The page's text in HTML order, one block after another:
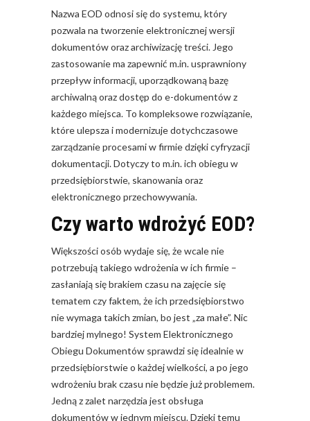
Nazwa EOD odnosi się do systemu, który
pozwala na tworzenie elektronicznej wersji
dokumentów oraz archiwizację treści. Jego
zastosowanie ma zapewnić m.in. usprawniony
przepływ informacji, uporządkowaną bazę
archiwalną oraz dostęp do e-dokumentów z
każdego miejsca. To kompleksowe rozwiązanie,
które ulepsza i modernizuje dotychczasowe
zarządzanie procesami w firmie dzięki cyfryzacji
dokumentacji. Dotyczy to m.in. ich obiegu w
przedsiębiorstwie, skanowania oraz
elektronicznego przechowywania.
Czy warto wdrożyć EOD?
Większości osób wydaje się, że wcale nie
potrzebują takiego wdrożenia w ich firmie –
zasłaniają się brakiem czasu na zajęcie się
tematem czy faktem, że ich przedsiębiorstwo
nie wymaga takich zmian, bo jest „za małe”. Nic
bardziej mylnego! System Elektronicznego
Obiegu Dokumentów sprawdzi się idealnie w
przedsiębiorstwie o każdej wielkości, a po jego
wdrożeniu brak czasu nie będzie już problemem.
Jedną z zalet narzędzia jest obsługa
dokumentów w jednym miejscu. Dzięki temu